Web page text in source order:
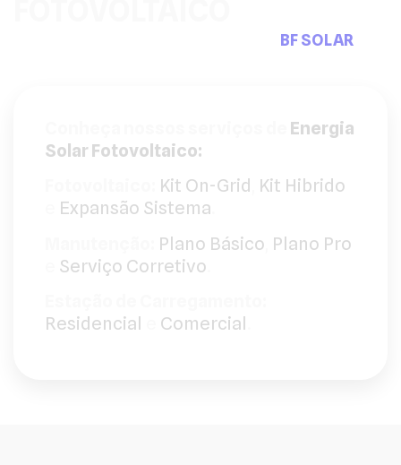
BF SOLAR
Energia
Solar Fotovoltaico:
Kit On-Grid Kit Hibrido
Expansão Sistema
Plano Básico Plano Pro
Serviço Corretivo
Residencial
Comercial